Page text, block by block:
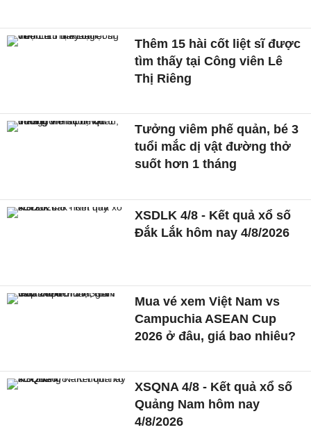
Thêm 15 hài cốt liệt sĩ được
tìm thấy tại Công viên Lê
Thị Riêng
Tưởng viêm phế quản, bé 3
tuổi mắc dị vật đường thở
suốt hơn 1 tháng
XSDLK 4/8 - Kết quả xổ số
Đắk Lắk hôm nay 4/8/2026
Mua vé xem Việt Nam vs
Campuchia ASEAN Cup
2026 ở đâu, giá bao nhiêu?
XSQNA 4/8 - Kết quả xổ số
Quảng Nam hôm nay
4/8/2026